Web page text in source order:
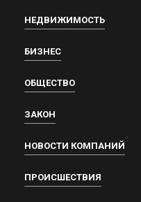
НЕДВИЖИМОСТЬ
БИЗНЕС
ОБЩЕСТВО
ЗАКОН
НОВОСТИ КОМПАНИЙ
ПРОИСШЕСТВИЯ